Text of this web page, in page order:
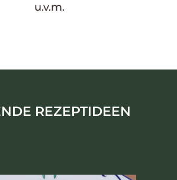
u.v.m.
REZEPTIDEEN